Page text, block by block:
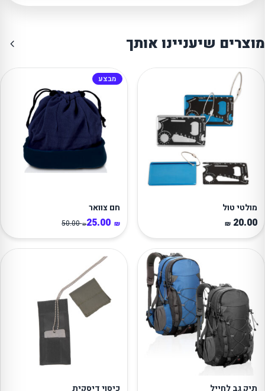
מוצרים שיעניינו אותך
מולטי טול
20.00
₪
מבצע
חם צוואר
25.00 ₪
50.00₪